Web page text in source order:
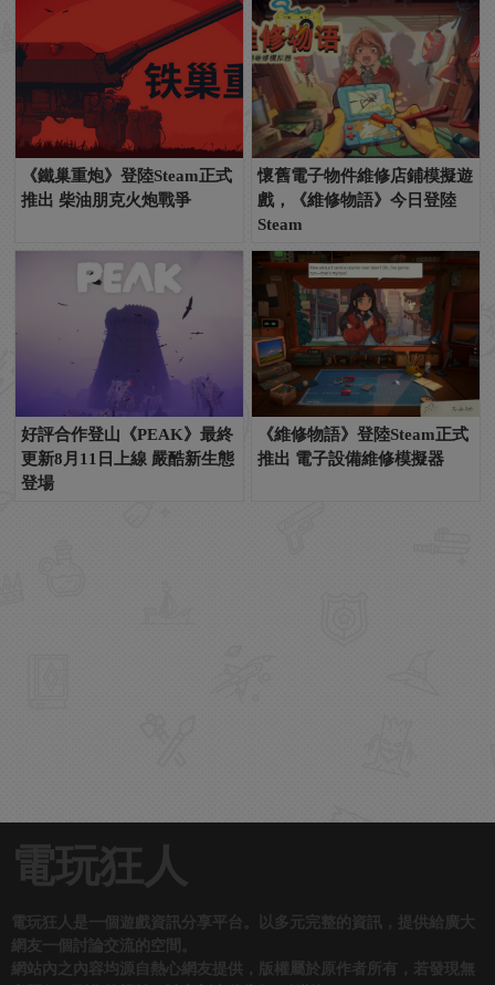
《鐵巢重炮》登陸Steam正式
推出 柴油朋克火炮戰爭
懷舊電子物件維修店鋪模擬遊
戲，《維修物語》今日登陸
Steam
好評合作登山《PEAK》最終
更新8月11日上線 嚴酷新生態
登場
《維修物語》登陸Steam正式
推出 電子設備維修模擬器
電玩狂人
電玩狂人是一個遊戲資訊分享平台。以多元完整的資訊，提供給廣大
網友一個討論交流的空間。
網站內之內容均源自熱心網友提供，版權屬於原作者所有，若發現無